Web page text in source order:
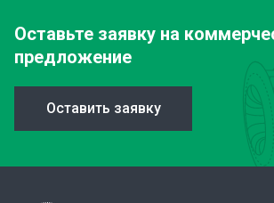
Оставьте заявку на
предложение
Оставить заявку